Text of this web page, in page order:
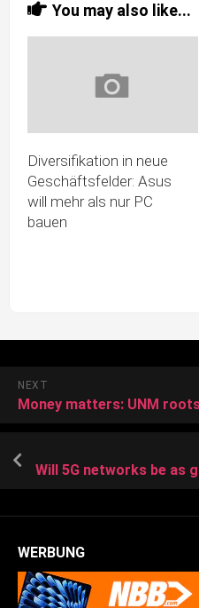
You may also like...
Diversifikation in neue
Geschäftsfelder: Asus
will mehr als nur PC
bauen
NEXT
WERBUNG